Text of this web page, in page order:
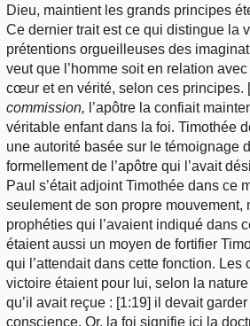
Dieu, maintient les grands principes
Ce dernier trait est ce qui distingue la
prétentions orgueilleuses des
veut que l’homme soit en relation
cœur et en vérité, selon ces principes.
commission, l’apôtre la confiait
véritable enfant dans la foi. Timothée
une autorité basée sur le témoignage
formellement de l’apôtre qui l’avait
Paul s’était adjoint Timothée dans ce
seulement de son propre mouvement,
prophéties qui l’avaient indiqué dans
étaient aussi un moyen de fortifier
qui l’attendait dans cette fonction. Les
victoire étaient pour lui, selon la
qu’il avait reçue : [1:19] il devait
conscience. Or, la foi signifie ici la